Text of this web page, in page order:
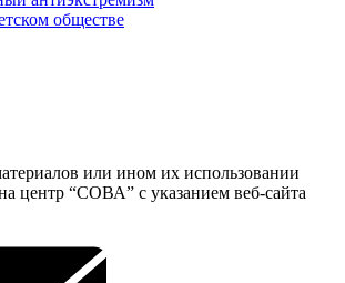
обществе
или ином их использовании
центр “СОВА” с указанием веб-сайта